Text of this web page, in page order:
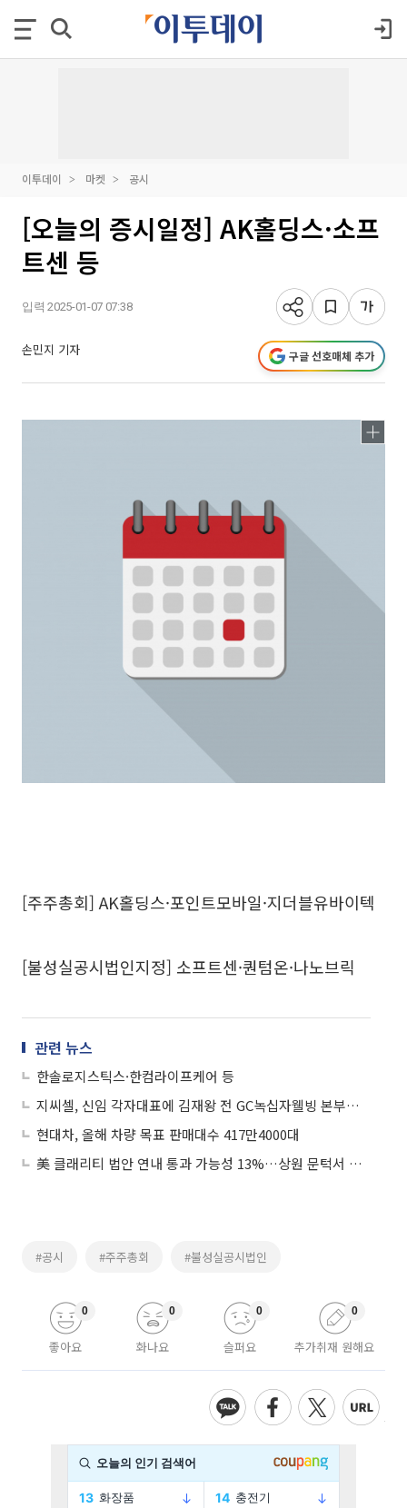
이투데이 마켓 공시
[오늘의 증시일정] AK홀딩스·소프
트센 등
입력 2025-01-07 07:38
손민지 기자 구글 선호매체 추가
[주주총회] AK홀딩스·포인트모바일·지더블유바이텍
[불성실공시법인지정] 소프트센·퀀텀온·나노브릭
관련 뉴스
한솔로지스틱스·한컴라이프케어 등
지씨셀, 신임 각자대표에 김재왕 전 GC녹십자웰빙 본부장 내정
현대차, 올해 차량 목표 판매대수 417만4000대
美 클래리티 법안 연내 통과 가능성 13%…상원 문턱서 제동
#공시 #주주총회 #불성실공시법인
좋아요
0
화나요
0
슬퍼요
0
추가취재 원해요
0